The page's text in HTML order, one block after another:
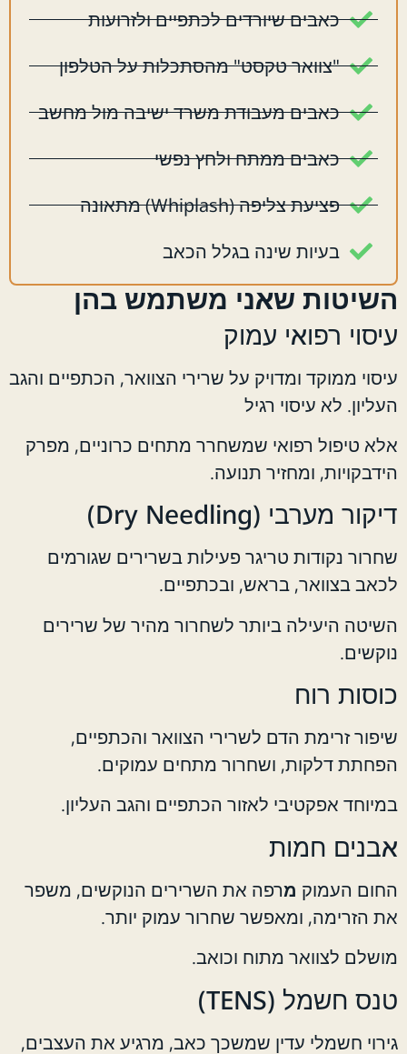
כאבים שיורדים לכתפיים ולזרועות
"צוואר טקסט" מהסתכלות על הטלפון
כאבים מעבודת משרד ישיבה מול מחשב
כאבים ממתח ולחץ נפשי
פציעת צליפה (Whiplash) מתאונה
בעיות שינה בגלל הכאב
השיטות שאני משתמש בהן
עיסוי רפואי עמוק
עיסוי ממוקד ומדויק על שרירי הצוואר, הכתפיים והגב
העליון. לא עיסוי רגיל
אלא טיפול רפואי שמשחרר מתחים כרוניים, מפרק
הידבקויות, ומחזיר תנועה.
דיקור מערבי (Dry Needling)
שחרור נקודות טריגר פעילות בשרירים שגורמים
לכאב בצוואר, בראש, ובכתפיים.
השיטה היעילה ביותר לשחרור מהיר של שרירים
נוקשים.
כוסות רוח
שיפור זרימת הדם לשרירי הצוואר והכתפיים,
הפחתת דלקות, ושחרור מתחים עמוקים.
במיוחד אפקטיבי לאזור הכתפיים והגב העליון.
אבנים חמות
החום העמוק מרפה את השרירים הנוקשים, משפר
את הזרימה, ומאפשר שחרור עמוק יותר.
מושלם לצוואר מתוח וכואב.
טנס חשמל (TENS)
גירוי חשמלי עדין שמשכך כאב, מרגיע את העצבים,